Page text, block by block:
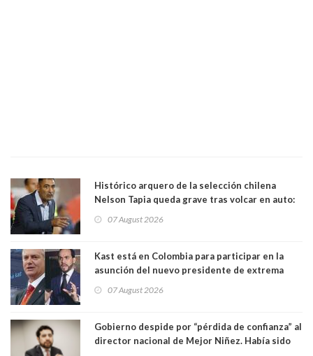
Histórico arquero de la selección chilena
Nelson Tapia queda grave tras volcar en auto:
07 August 2026
Kast está en Colombia para participar en la
asunción del nuevo presidente de extrema
07 August 2026
Gobierno despide por “pérdida de confianza” al
director nacional de Mejor Niñez. Había sido